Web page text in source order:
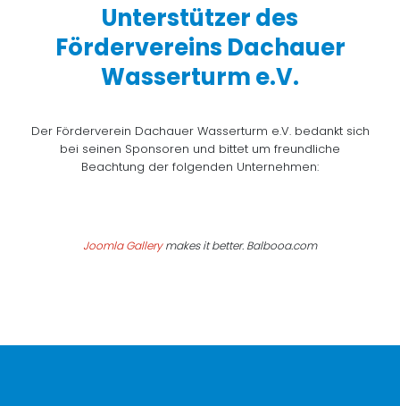
Unterstützer des
Fördervereins Dachauer
Wasserturm e.V.
Der Förderverein Dachauer Wasserturm e.V. bedankt sich
bei seinen Sponsoren und bittet um freundliche
Beachtung der folgenden Unternehmen:
Joomla Gallerymakes it better. Balbooa.com